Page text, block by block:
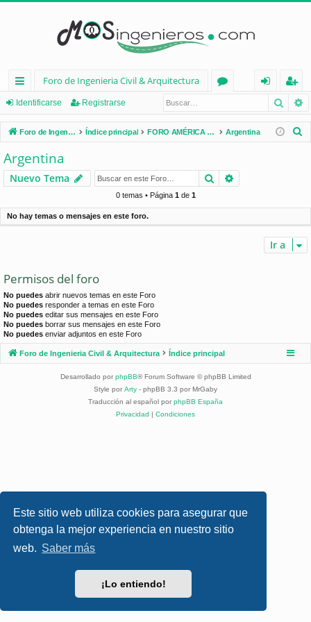
Este sitio web utiliza cookies para asegurar que
obtenga la mejor experiencia en nuestro sitio
web. Saber más
¡Lo entiendo!
nl
ac
es
rá
pi
d
Foro de Ingenieria Civil & Arquitectura
os
nt
ifi
e
eg
ist
ra
Identificarse Registrarse
Foro de Ingenieria Civil & Arquitectura Índice principal FORO AMÉRICA LATINA Argentina
r
Argentina
Nuevo Tema Buscar
0 temas • Página 1de 1
No hay temas o mensajes en este foro.
Ir a
Permisos del foro
No puedes abrir nuevos temas en este Foro
No puedes responder a temas en este Foro
No puedes editar sus mensajes en este Foro
No puedes borrar sus mensajes en este Foro
No puedes enviar adjuntos en este Foro
Foro de Ingenieria Civil & Arquitectura Índice principal
Desarrollado por phpBB® Forum Software © phpBB Limited
Style por Arty - phpBB 3.3 por MrGaby
Traducción al español por phpBB España
Privacidad | Condiciones